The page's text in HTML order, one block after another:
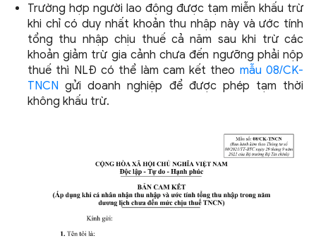
Trường hợp người lao động được tạm miễn khấu trừ
khi chỉ có duy nhất khoản thu nhập này và ước tính
tổng thu nhập chịu thuế cả năm sau khi trừ các
khoản giảm trừ gia cảnh chưa đến ngưỡng phải nộp
thuế thì NLĐ có thể làm cam kết theo mẫu 08/CK-
TNCN gửi doanh nghiệp để được phép tạm thời
không khấu trừ.